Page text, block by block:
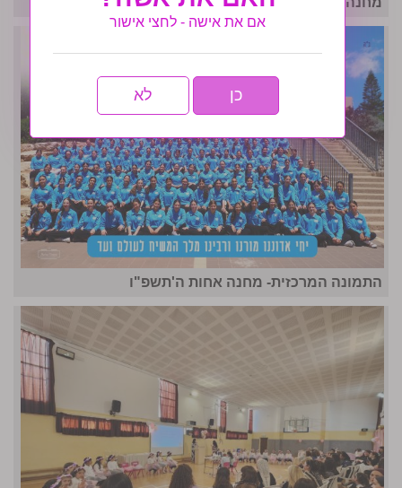
התמונה המרכזית- מחנה אחות ה'תשפ"ו
אם את אישה - לחצי אישור
כן לא